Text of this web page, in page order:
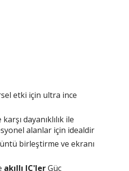
etki için ultra ince
dayanıklılık ile
alanlar için idealdir
birleştirme ve ekranı
akıllı IC'lerGüç